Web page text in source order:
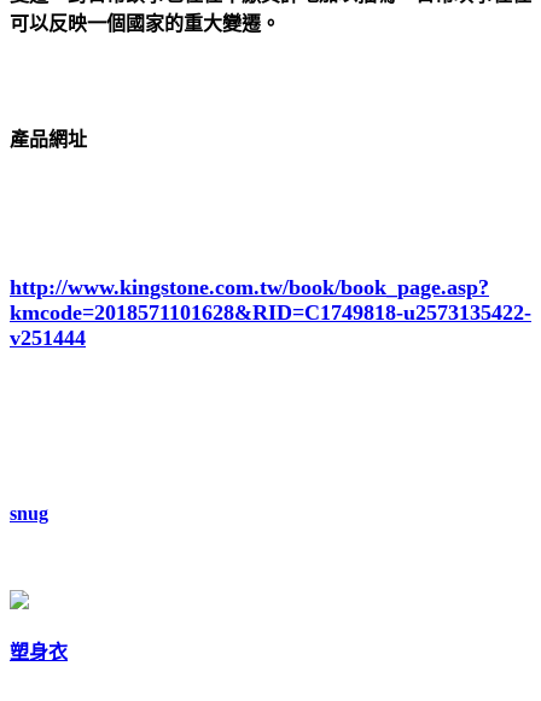
可以反映一個國家的重大變遷。
產品網址
http://www.kingstone.com.tw/book/book_page.asp?
kmcode=2018571101628&RID=C1749818-u2573135422-
v251444
snug
塑身衣